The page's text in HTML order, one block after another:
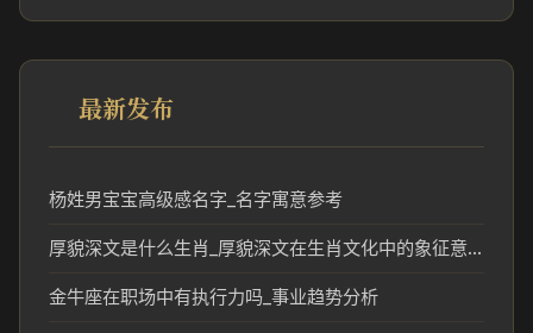
最新发布
杨姓男宝宝高级感名字_名字寓意参考
厚貌深文是什么生肖_厚貌深文在生肖文化中的象征意义
金牛座在职场中有执行力吗_事业趋势分析